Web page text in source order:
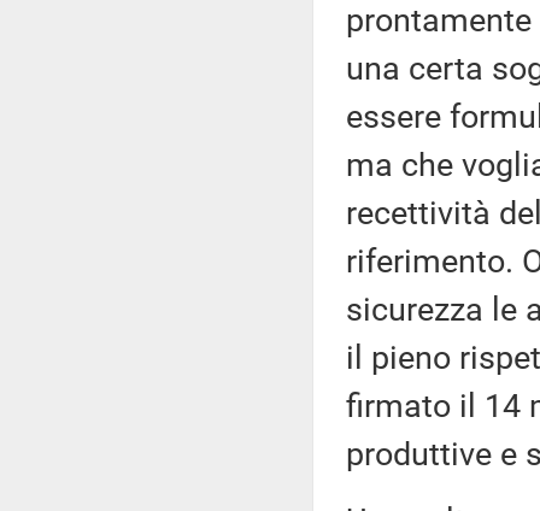
una certa
essere
ma che
recettività
riferimento.
sicurezza le
il pieno
firmato il 14
produttive e